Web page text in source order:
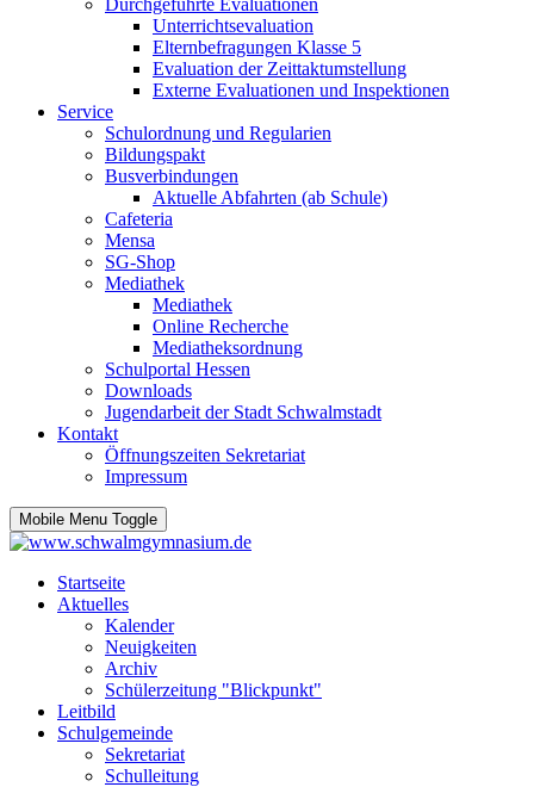
Durchgeführte Evaluationen
Unterrichtsevaluation
Elternbefragungen Klasse 5
Evaluation der Zeittaktumstellung
Externe Evaluationen und Inspektionen
Service
Schulordnung und Regularien
Bildungspakt
Busverbindungen
Aktuelle Abfahrten (ab Schule)
Cafeteria
Mensa
SG-Shop
Mediathek
Mediathek
Online Recherche
Mediatheksordnung
Schulportal Hessen
Downloads
Jugendarbeit der Stadt Schwalmstadt
Kontakt
Öffnungszeiten Sekretariat
Impressum
Mobile Menu Toggle
Startseite
Aktuelles
Kalender
Neuigkeiten
Archiv
Schülerzeitung "Blickpunkt"
Leitbild
Schulgemeinde
Sekretariat
Schulleitung